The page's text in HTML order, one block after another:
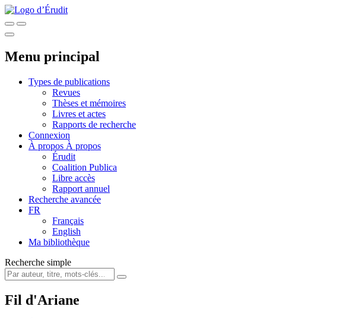
Menu principal
Types de publications
Revues
Thèses et mémoires
Livres et actes
Rapports de recherche
Connexion
À propos À propos
Érudit
Coalition Publica
Libre accès
Rapport annuel
Recherche avancée
FR
Français
English
Ma bibliothèque
Recherche simple
Fil d'Ariane